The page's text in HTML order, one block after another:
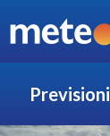
Previsioni